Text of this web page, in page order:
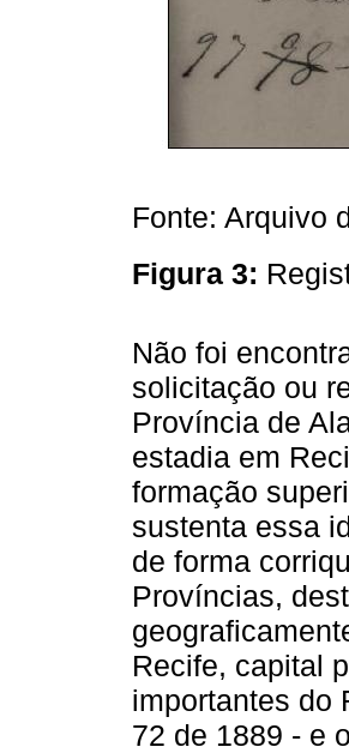
Fonte: Arquivo
Figura 3:
Não foi
solicitação ou
Província de
estadia em
formação
sustenta essa
de forma
Províncias,
Recife, capital
importantes do
72 de 1889 - e